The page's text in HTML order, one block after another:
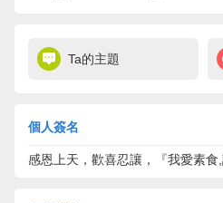
Ta的主題
個人簽名
感恩上天，歡喜忍讓，『我愛素食,